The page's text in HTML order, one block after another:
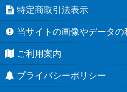
特定商取引法表示
当サイトの画像やデータの
ご利用案内
プライバシーポリシー